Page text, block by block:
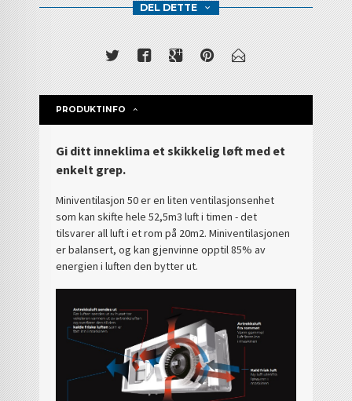
DEL DETTE
PRODUKTINFO
Gi ditt inneklima et skikkelig løft med et
enkelt grep.
Miniventilasjon 50 er en liten ventilasjonsenhet
som kan skifte hele 52,5m3 luft i timen - det
tilsvarer all luft i et rom på 20m2. Miniventilasjonen
er balansert, og kan gjenvinne opptil 85% av
energien i luften den bytter ut.